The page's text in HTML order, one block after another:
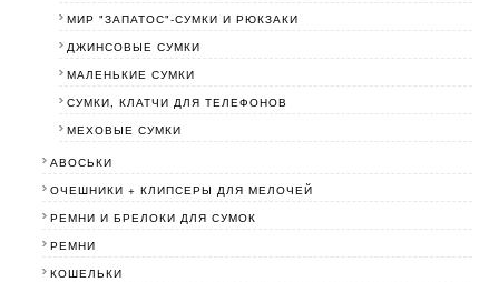
МИР "ЗАПАТОС"-СУМКИ И РЮКЗАКИ
ДЖИНСОВЫЕ СУМКИ
МАЛЕНЬКИЕ СУМКИ
СУМКИ, КЛАТЧИ ДЛЯ ТЕЛЕФОНОВ
МЕХОВЫЕ СУМКИ
АВОСЬКИ
ОЧЕШНИКИ + КЛИПСЕРЫ ДЛЯ МЕЛОЧЕЙ
РЕМНИ И БРЕЛОКИ ДЛЯ СУМОК
РЕМНИ
КОШЕЛЬКИ